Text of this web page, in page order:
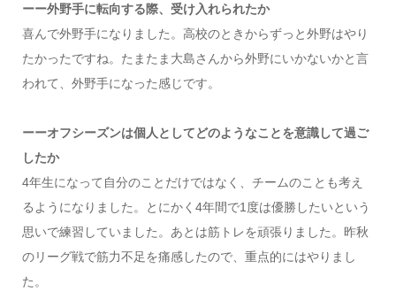
ーー外野手に転向する際、受け入れられたか
喜んで外野手になりました。高校のときからずっと外野はやり
たかったですね。たまたま大島さんから外野にいかないかと言
われて、外野手になった感じです。
ーーオフシーズンは個人としてどのようなことを意識して過ご
したか
4年生になって自分のことだけではなく、チームのことも考え
るようになりました。とにかく4年間で1度は優勝したいという
思いで練習していました。あとは筋トレを頑張りました。昨秋
のリーグ戦で筋力不足を痛感したので、重点的にはやりまし
た。